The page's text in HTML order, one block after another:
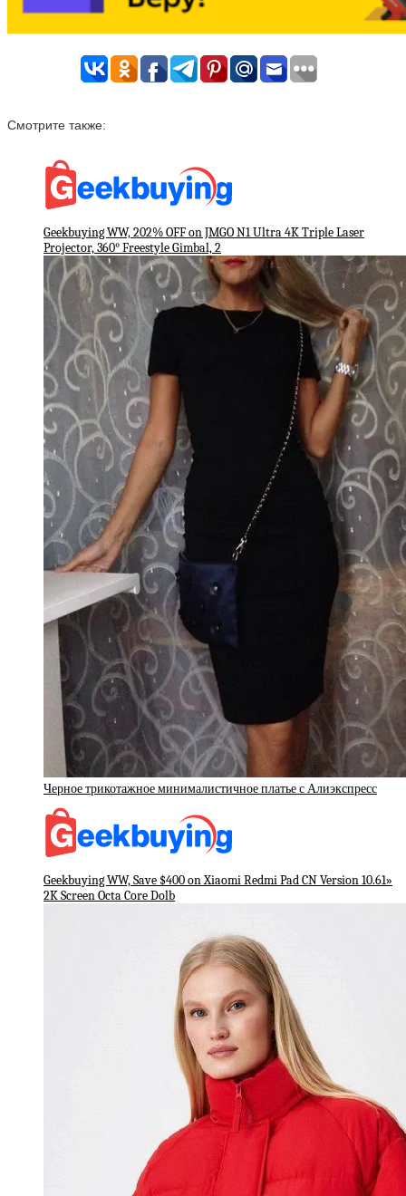
Смотрите также:
Geekbuying WW, 202% OFF on JMGO N1 Ultra 4K Triple Laser
Projector, 360° Freestyle Gimbal, 2
Черное трикотажное минималистичное платье с Алиэкспресс
Geekbuying WW, Save $400 on Xiaomi Redmi Pad CN Version 10.61»
2K Screen Octa Core Dolb